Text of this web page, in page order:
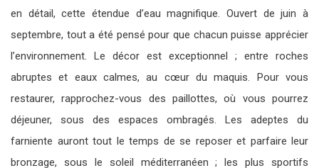
en détail, cette étendue d’eau magnifique. Ouvert de juin à
septembre, tout a été pensé pour que chacun puisse apprécier
l’environnement. Le décor est exceptionnel ; entre roches
abruptes et eaux calmes, au cœur du maquis. Pour vous
restaurer, rapprochez-vous des paillottes, où vous pourrez
déjeuner, sous des espaces ombragés. Les adeptes du
farniente auront tout le temps de se reposer et parfaire leur
bronzage, sous le soleil méditerranéen ; les plus sportifs